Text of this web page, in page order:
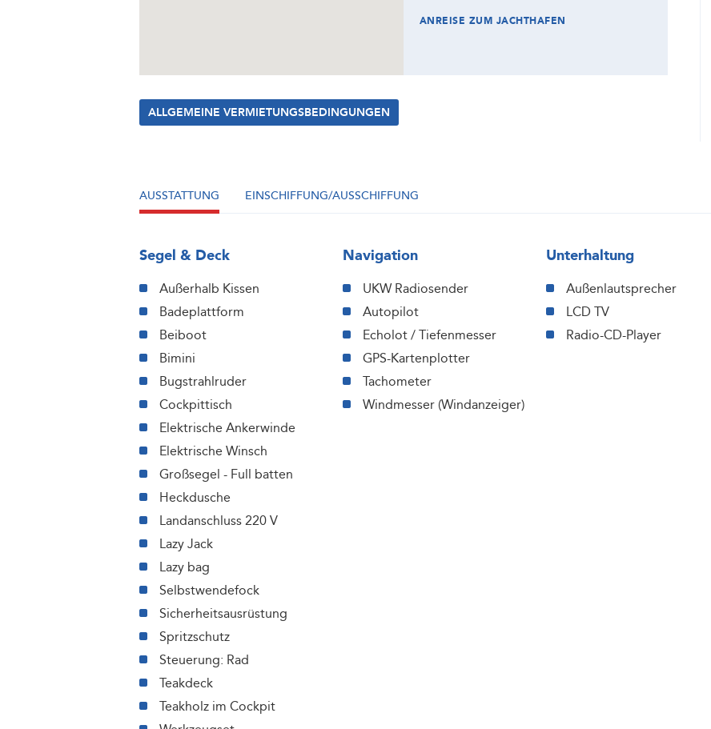
ANREISE ZUM JACHTHAFEN
ALLGEMEINE VERMIETUNGSBEDINGUNGEN
AUSSTATTUNG EINSCHIFFUNG/AUSSCHIFFUNG
Segel & Deck
Außerhalb Kissen
Badeplattform
Beiboot
Bimini
Bugstrahlruder
Cockpittisch
Elektrische Ankerwinde
Elektrische Winsch
Großsegel - Full batten
Heckdusche
Landanschluss 220 V
Lazy Jack
Lazy bag
Selbstwendefock
Sicherheitsausrüstung
Spritzschutz
Steuerung: Rad
Teakdeck
Teakholz im Cockpit
Navigation
UKW Radiosender
Autopilot
Echolot / Tiefenmesser
GPS-Kartenplotter
Tachometer
Windmesser (Windanzeiger)
Unterhaltung
Außenlautsprecher
LCD TV
Radio-CD-Player